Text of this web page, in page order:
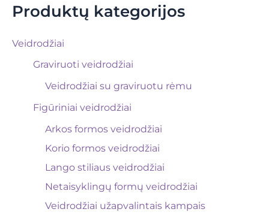
Produktų kategorijos
Veidrodžiai
Graviruoti veidrodžiai
Veidrodžiai su graviruotu rėmu
Figūriniai veidrodžiai
Arkos formos veidrodžiai
Korio formos veidrodžiai
Lango stiliaus veidrodžiai
Netaisyklingų formų veidrodžiai
Veidrodžiai užapvalintais kampais